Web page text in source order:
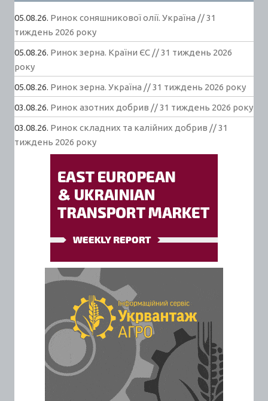
05.08.26. Ринок соняшникової олії. Україна // 31
тиждень 2026 року
05.08.26. Ринок зерна. Країни ЄС // 31 тиждень 2026
року
05.08.26. Ринок зерна. Україна // 31 тиждень 2026 року
03.08.26. Ринок азотних добрив // 31 тиждень 2026 року
03.08.26. Ринок складних та калійних добрив // 31
тиждень 2026 року